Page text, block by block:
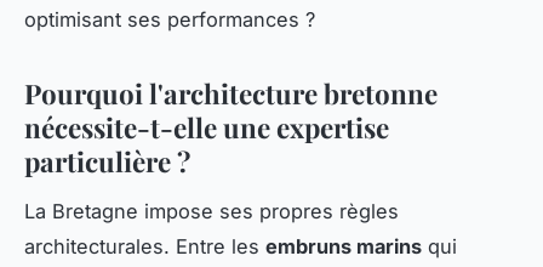
optimisant ses performances ?
Pourquoi l'architecture bretonne
nécessite-t-elle une expertise
particulière ?
La Bretagne impose ses propres règles
architecturales. Entre les embruns marins qui